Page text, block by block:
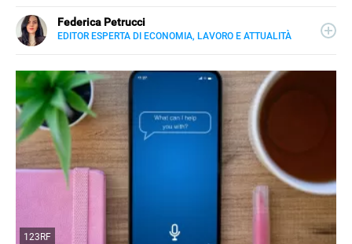
Federica Petrucci
EDITOR ESPERTA DI ECONOMIA, LAVORO E ATTUALITÀ
uno sguardo sull'attualità, i temi caldi e le nuove
tecnologie.
123RF